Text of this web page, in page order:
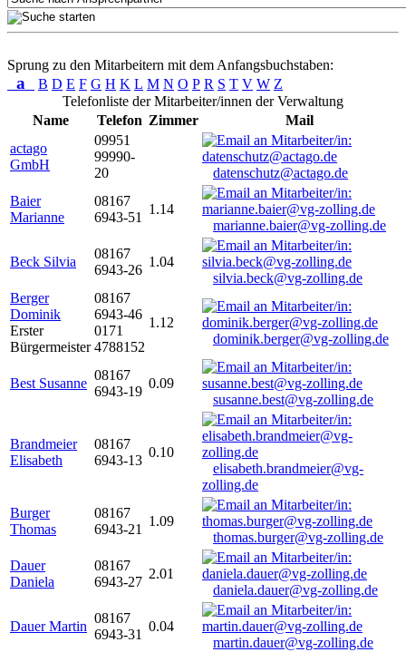
Sprung zu den Mitarbeitern mit dem Anfangsbuchstaben:
a B D E F G H K L M N O P R S T V W Z
Telefonliste der Mitarbeiter/innen der Verwaltung
Name
Telefon Zimmer
Mail
actago
GmbH
09951
99990-
20
datenschutz@actago.de
Baier
Marianne
08167
6943-51
1.14
marianne.baier@vg-zolling.de
Beck Silvia
08167
6943-26
1.04
silvia.beck@vg-zolling.de
Berger
Dominik
Erster
Bürgermeister
08167
6943-46
0171
4788152
1.12
dominik.berger@vg-zolling.de
Best Susanne
08167
6943-19
0.09
susanne.best@vg-zolling.de
Brandmeier
Elisabeth
08167
6943-13
0.10
elisabeth.brandmeier@vg-
zolling.de
Burger
Thomas
08167
6943-21
1.09
thomas.burger@vg-zolling.de
Dauer
Daniela
08167
6943-27
2.01
daniela.dauer@vg-zolling.de
Dauer Martin
08167
6943-31
0.04
martin.dauer@vg-zolling.de